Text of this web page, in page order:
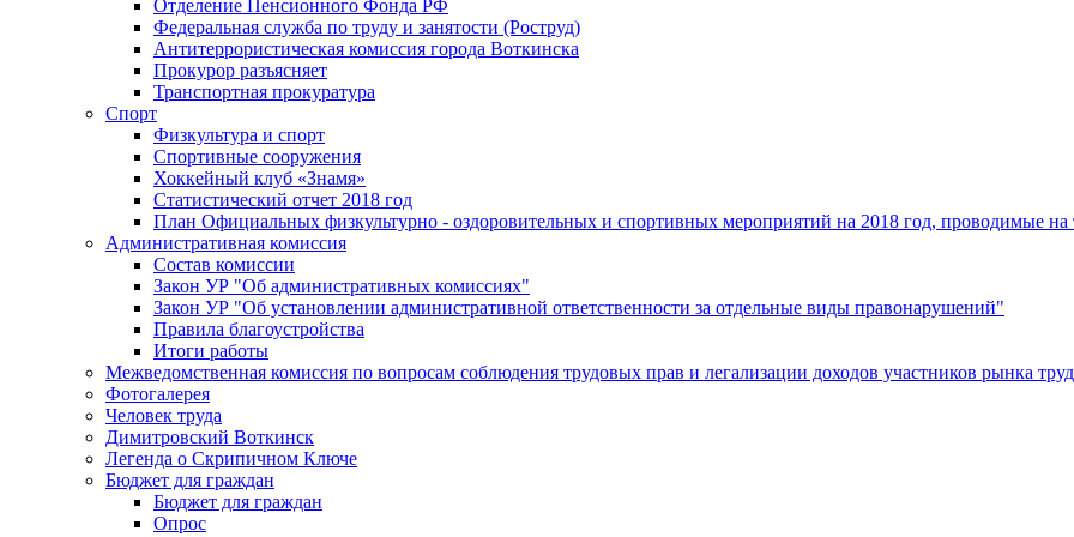
Отделение Пенсионного Фонда РФ
Федеральная служба по труду и занятости (Роструд)
Антитеррористическая комиссия города Воткинска
Прокурор разъясняет
Транспортная прокуратура
Спорт
Физкультура и спорт
Спортивные сооружения
Хоккейный клуб «Знамя»
Статистический отчет 2018 год
План Официальных физкультурно - оздоровительных и спортивных мероприятий на 2018 год, проводимые
Административная комиссия
Состав комиссии
Закон УР "Об административных комиссиях"
Закон УР "Об установлении административной ответственности за отдельные виды правонарушений"
Правила благоустройства
Итоги работы
Межведомственная комиссия по вопросам соблюдения трудовых прав и легализации доходов участников рынка
Фотогалерея
Человек труда
Димитровский Воткинск
Легенда о Скрипичном Ключе
Бюджет для граждан
Бюджет для граждан
Опрос